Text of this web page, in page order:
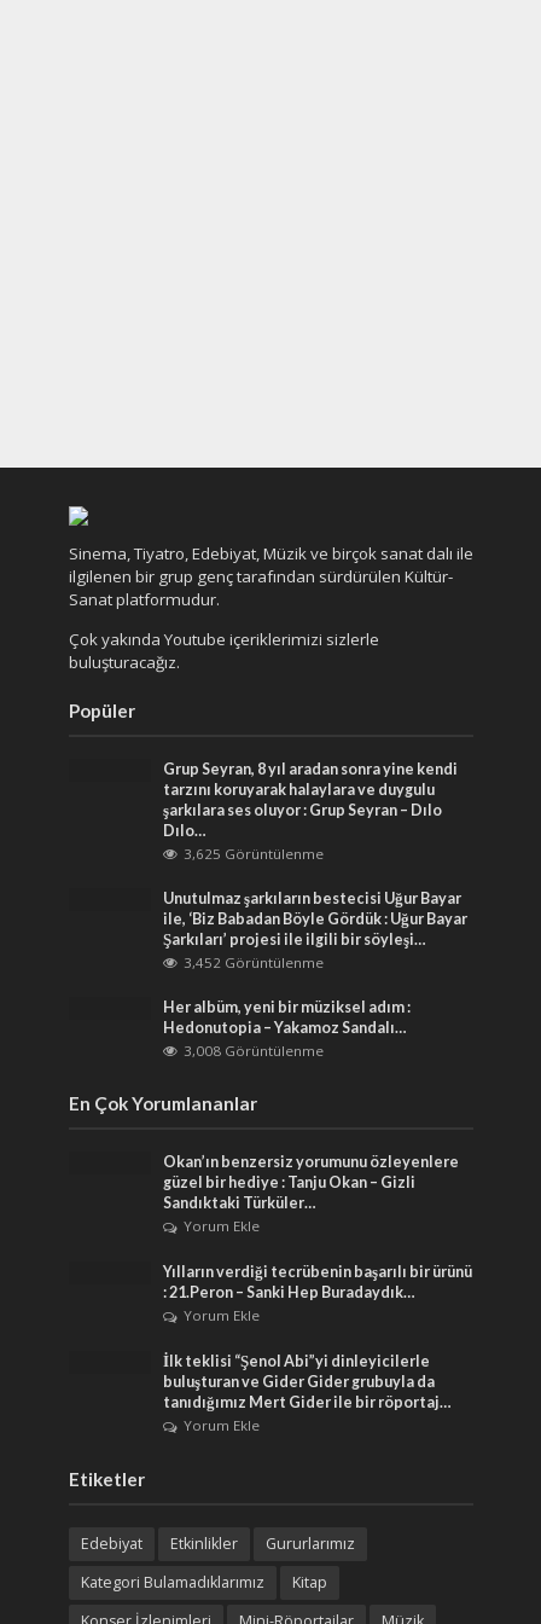
Sinema, Tiyatro, Edebiyat, Müzik ve birçok sanat dalı ile
ilgilenen bir grup genç tarafından sürdürülen Kültür-
Sanat platformudur.
Çok yakında Youtube içeriklerimizi sizlerle
buluşturacağız.
Popüler
Grup Seyran, 8 yıl aradan sonra yine kendi
tarzını koruyarak halaylara ve duygulu
şarkılara ses oluyor : Grup Seyran – Dılo
Dılo…
3,625 Görüntülenme
Unutulmaz şarkıların bestecisi Uğur Bayar
ile, ‘Biz Babadan Böyle Gördük : Uğur Bayar
Şarkıları’ projesi ile ilgili bir söyleşi…
3,452 Görüntülenme
Her albüm, yeni bir müziksel adım :
Hedonutopia – Yakamoz Sandalı…
3,008 Görüntülenme
En Çok Yorumlananlar
Okan’ın benzersiz yorumunu özleyenlere
güzel bir hediye : Tanju Okan – Gizli
Sandıktaki Türküler…
Yorum Ekle
Yılların verdiği tecrübenin başarılı bir ürünü
: 21.Peron – Sanki Hep Buradaydık…
Yorum Ekle
İlk teklisi “Şenol Abi”yi dinleyicilerle
buluşturan ve Gider Gider grubuyla da
tanıdığımız Mert Gider ile bir röportaj…
Yorum Ekle
Etiketler
Edebiyat Etkinlikler
Gururlarımız
Kategori Bulamadıklarımız
Kitap